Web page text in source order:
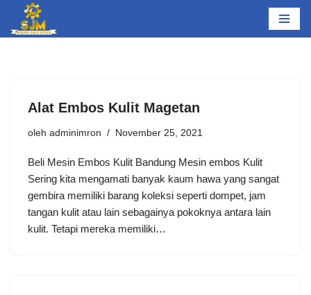
Lompat
Alat Embos Kulit Magetan
oleh adminimron November 25, 2021
Beli Mesin Embos Kulit Bandung Mesin embos Kulit
Sering kita mengamati banyak kaum hawa yang sangat
gembira memiliki barang koleksi seperti dompet, jam
tangan kulit atau lain sebagainya pokoknya antara lain
kulit. Tetapi mereka memiliki…